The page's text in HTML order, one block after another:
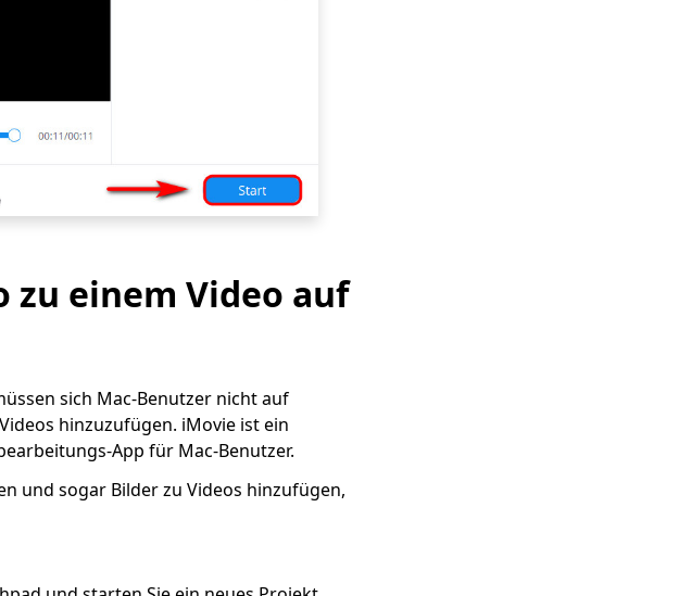
zu einem Video auf
sich Mac-Benutzer nicht auf
hinzuzufügen. iMovie ist ein
App für Mac-Benutzer.
und sogar Bilder zu Videos hinzufügen,